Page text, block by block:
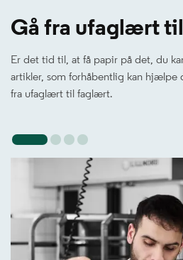
Gå fra ufaglært
Er det tid til, at få papir på det, du
artikler, som forhåbentlig kan
fra ufaglært til faglært.